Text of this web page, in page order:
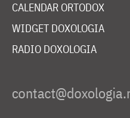
CALENDAR ORTODOX
WIDGET DOXOLOGIA
RADIO DOXOLOGIA